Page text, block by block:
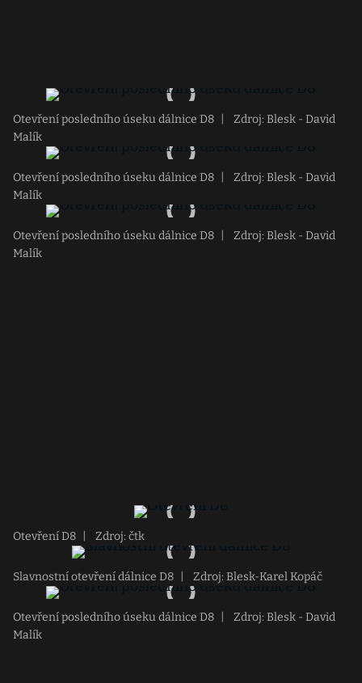
Otevření posledního úseku dálnice D8
Zdroj: Blesk - David
Malík
Otevření posledního úseku dálnice D8
Zdroj: Blesk - David
Malík
Otevření posledního úseku dálnice D8
Zdroj: Blesk - David
Malík
Otevření D8 Zdroj: čtk
Slavnostní otevření dálnice D8 Zdroj: Blesk-Karel Kopáč
Otevření posledního úseku dálnice D8
Zdroj: Blesk - David
Malík